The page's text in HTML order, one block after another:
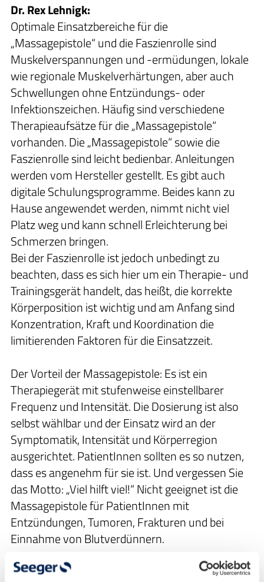
Dr. Rex Lehnigk:
Optimale Einsatzbereiche für die
„Massagepistole“ und die Faszienrolle sind
Muskelverspannungen und -ermüdungen, lokale
wie regionale Muskelverhärtungen, aber auch
Schwellungen ohne Entzündungs- oder
Infektionszeichen. Häufig sind verschiedene
Therapieaufsätze für die „Massagepistole“
vorhanden. Die „Massagepistole“ sowie die
Faszienrolle sind leicht bedienbar. Anleitungen
werden vom Hersteller gestellt. Es gibt auch
digitale Schulungsprogramme. Beides kann zu
Hause angewendet werden, nimmt nicht viel
Platz weg und kann schnell Erleichterung bei
Schmerzen bringen.
Bei der Faszienrolle ist jedoch unbedingt zu
beachten, dass es sich hier um ein Therapie- und
Trainingsgerät handelt, das heißt, die korrekte
Körperposition ist wichtig und am Anfang sind
Konzentration, Kraft und Koordination die
limitierenden Faktoren für die Einsatzzeit.
Der Vorteil der Massagepistole: Es ist ein
Therapiegerät mit stufenweise einstellbarer
Frequenz und Intensität. Die Dosierung ist also
selbst wählbar und der Einsatz wird an der
Symptomatik, Intensität und Körperregion
ausgerichtet. PatientInnen sollten es so nutzen,
dass es angenehm für sie ist. Und vergessen Sie
das Motto: „Viel hilft viel!“ Nicht geeignet ist die
Massagepistole für PatientInnen mit
Entzündungen, Tumoren, Frakturen und bei
Einnahme von Blutverdünnern.
Mein Tipp: Fangen Sie langsam an und lernen Sie